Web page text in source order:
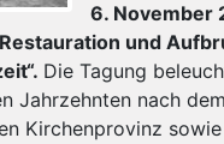
6. November
und
Die Tagung
Jahrzehnten nach
Kirchenprovinz